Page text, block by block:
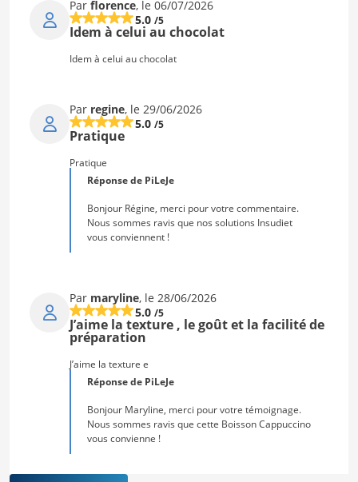
Par florence, le 06/07/2026
5.0 /5
Idem à celui au chocolat
Idem à celui au chocolat
Par regine, le 29/06/2026
5.0 /5
Pratique
Pratique
Réponse de PiLeJe
Bonjour Régine, merci pour votre commentaire.
Nous sommes ravis que nos solutions Insudiet
vous conviennent !
Par maryline, le 28/06/2026
5.0 /5
J’aime la texture , le goût et la facilité de
préparation
J’aime la texture e
Réponse de PiLeJe
Bonjour Maryline, merci pour votre témoignage.
Nous sommes ravis que cette Boisson Cappuccino
vous convienne !